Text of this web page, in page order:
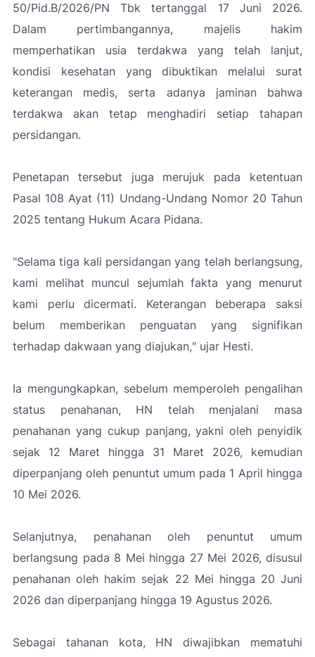
50/Pid.B/2026/PN Tbk tertanggal 17 Juni 2026.
Dalam pertimbangannya, majelis hakim
memperhatikan usia terdakwa yang telah lanjut,
kondisi kesehatan yang dibuktikan melalui surat
keterangan medis, serta adanya jaminan bahwa
terdakwa akan tetap menghadiri setiap tahapan
persidangan.
Penetapan tersebut juga merujuk pada ketentuan
Pasal 108 Ayat (11) Undang-Undang Nomor 20 Tahun
2025 tentang Hukum Acara Pidana.
"Selama tiga kali persidangan yang telah berlangsung,
kami melihat muncul sejumlah fakta yang menurut
kami perlu dicermati. Keterangan beberapa saksi
belum memberikan penguatan yang signifikan
terhadap dakwaan yang diajukan," ujar Hesti.
Ia mengungkapkan, sebelum memperoleh pengalihan
status penahanan, HN telah menjalani masa
penahanan yang cukup panjang, yakni oleh penyidik
sejak 12 Maret hingga 31 Maret 2026, kemudian
diperpanjang oleh penuntut umum pada 1 April hingga
10 Mei 2026.
Selanjutnya, penahanan oleh penuntut umum
berlangsung pada 8 Mei hingga 27 Mei 2026, disusul
penahanan oleh hakim sejak 22 Mei hingga 20 Juni
2026 dan diperpanjang hingga 19 Agustus 2026.
Sebagai tahanan kota, HN diwajibkan mematuhi